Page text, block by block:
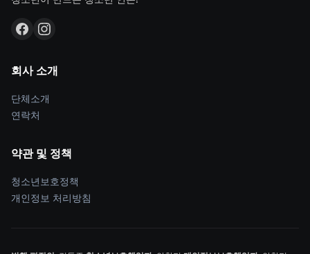
회사 소개
단체소개
연락처
약관 및 정책
청소년보호정책
개인정보 처리방침